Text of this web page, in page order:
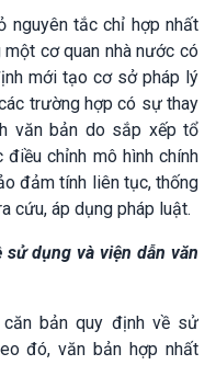
nguyên tắc chỉ hợp nhất
cơ quan nhà nước có
mới tạo cơ sở pháp lý
trường hợp có sự thay
văn bản do sắp xếp tổ
chỉnh mô hình chính
đảm tính liên tục, thống
cứu, áp dụng pháp luật.
dụng và viện dẫn văn
bản quy định về sử
đó, văn bản hợp nhất